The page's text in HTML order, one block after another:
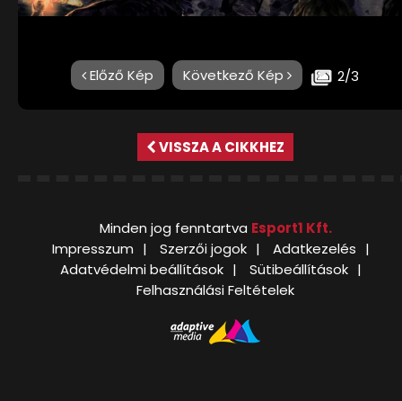
2/3
Előző Kép Következő Kép
VISSZA A CIKKHEZ
Minden jog fenntartva Esport1 Kft.
Impresszum
Szerzői jogok
Adatkezelés
Adatvédelmi beállítások
Sütibeállítások
Felhasználási Feltételek